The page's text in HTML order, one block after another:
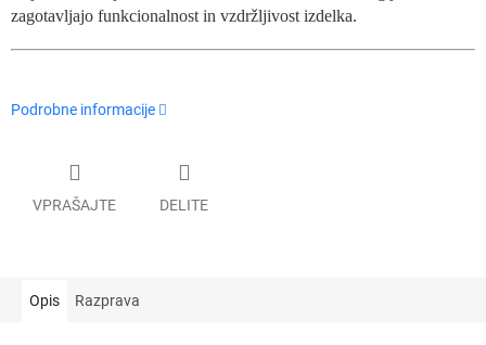
zagotavljajo funkcionalnost in vzdržljivost izdelka.
Podrobne informacije
VPRAŠAJTE DELITE
Opis Razprava